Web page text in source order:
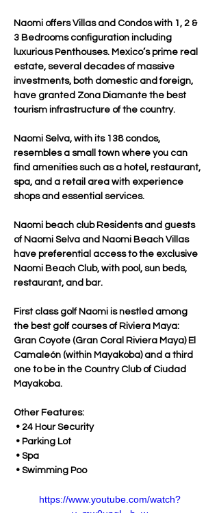
Naomi offers Villas and Condos with 1, 2 &
3 Bedrooms configuration including
luxurious Penthouses. Mexico’s prime real
estate, several decades of massive
investments, both domestic and foreign,
have granted Zona Diamante the best
tourism infrastructure of the country.
Naomi Selva, with its 138 condos,
resembles a small town where you can
find amenities such as a hotel, restaurant,
spa, and a retail area with experience
shops and essential services.
Naomi beach club Residents and guests
of Naomi Selva and Naomi Beach Villas
have preferential access to the exclusive
Naomi Beach Club, with pool, sun beds,
restaurant, and bar.
First class golf Naomi is nestled among
the best golf courses of Riviera Maya:
Gran Coyote (Gran Coral Riviera Maya) El
Camaleón (within Mayakoba) and a third
one to be in the Country Club of Ciudad
Mayakoba.
Other Features:
• 24 Hour Security
• Parking Lot
• Spa
• Swimming Poo
https://www.youtube.com/watch?